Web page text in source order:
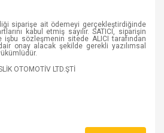
siparişe ait ödemeyi gerçekleştirdiğinde
kabul etmiş sayılır. SATICI, siparişin
sözleşmenin sitede ALICI tarafından
onay alacak şekilde gerekli yazılımsal
OTOMOTİV LTD.ŞTİ